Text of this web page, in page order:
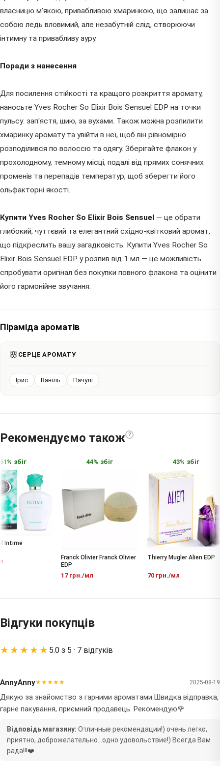
власницю м'якою, привабливою хмаринкою, що залишає за
собою ледь вловимий, але незабутній слід, створюючи
інтимну та привабливу ауру.
Поради з нанесення
Для посилення стійкості та кращого розкриття аромату,
наносьте Yves Rocher So Elixir Bois Sensuel EDP на точки
пульсу: зап'ястя, шию, за вухами. Також можна розпилити
хмаринку аромату та увійти в неї, щоб він рівномірно
розподілився по волоссю та одягу. Зберігайте флакон у
прохолодному, темному місці, подалі від прямих сонячних
променів та перепадів температур, щоб зберегти його
ольфакторні якості.
Купити Yves Rocher So Elixir Bois Sensuel — це обрати
глибокий, чуттєвий та елегантний східно-квітковий аромат,
що підкреслить вашу загадковість. Купити Yves Rocher So
Elixir Bois Sensuel EDP у розпив від 1 мл — це можливість
спробувати оригінал без покупки повного флакона та оцінити
його гармонійне звучання.
Піраміда ароматів
🌸 СЕРЦЕ АРОМАТУ
Ірис Ваніль Пачулі
Рекомендуємо також ?
збіг 44% збіг
Franck Olivier Franck Olivier
EDP
17 грн./мл
43% збіг
Thierry Mugler Alien EDP
70 грн./мл
Відгуки покупців
★★★★★ 5.0 з 5 · 7 відгуків
AnnyAnny★★★★★ 2025-08-19
Дякую за знайомство з гарними ароматами.Швидка відправка,
гарне пакування, приємний продавець. Рекомендую🌹
Відповідь магазину: Отличные рекомендации!) очень легко,
приятно, доброжелательно...одно удовольствие!) Всегда Вам
рада!!!❤️